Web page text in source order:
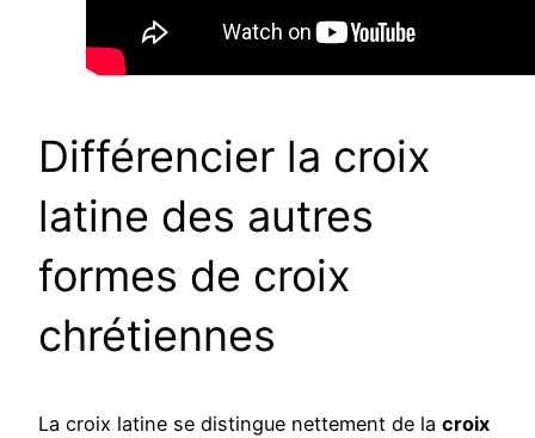
Différencier la croix
latine des autres
formes de croix
chrétiennes
La croix latine se distingue nettement de la croix